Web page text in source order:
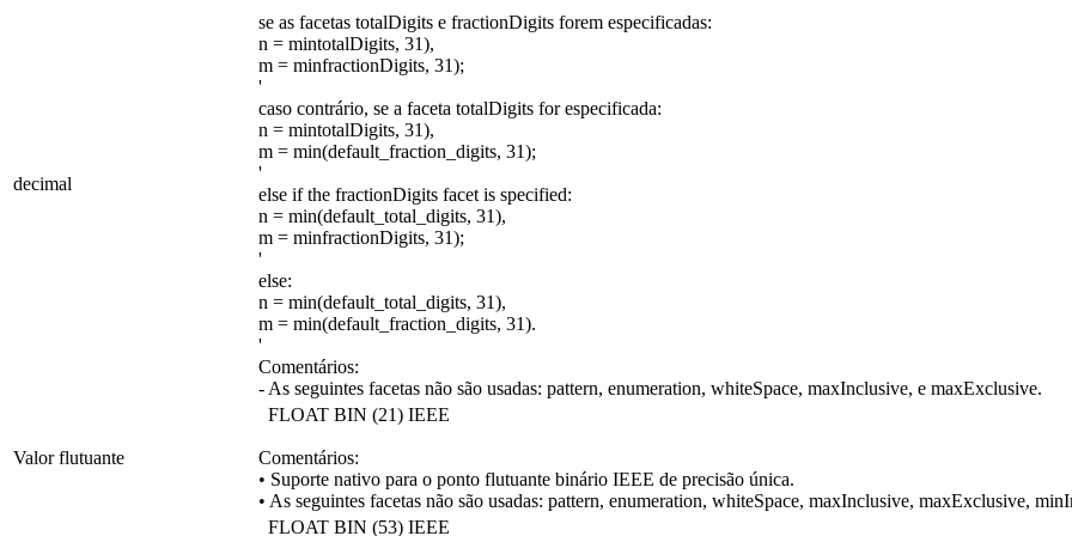
decimal
se as facetas totalDigits e fractionDigits forem especificadas:
n = mintotalDigits, 31),
m = minfractionDigits, 31);
'
caso contrário, se a faceta totalDigits for especificada:
n = mintotalDigits, 31),
m = min(default_fraction_digits, 31);
'
else if the fractionDigits facet is specified:
n = min(default_total_digits, 31),
m = minfractionDigits, 31);
'
else:
n = min(default_total_digits, 31),
m = min(default_fraction_digits, 31).
'
Comentários:
- As seguintes facetas não são usadas: pattern, enumeration, whiteSpace, maxInclusive, e maxExclusive.
Valor flutuante
FLOAT BIN (21) IEEE
Comentários:
• Suporte nativo para o ponto flutuante binário IEEE de precisão única.
• As seguintes facetas não são usadas: pattern, enumeration, whiteSpace, maxInclusive, maxExclusive,
FLOAT BIN (53) IEEE